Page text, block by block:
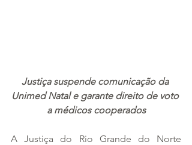
Justiça suspende comunicação da
Unimed Natal e garante direito de voto
a médicos cooperados
A Justiça do Rio Grande do Norte